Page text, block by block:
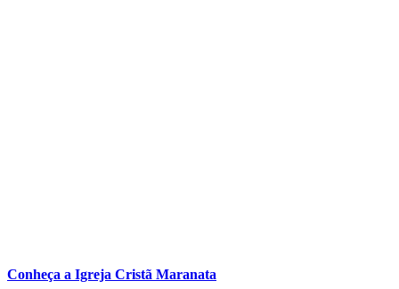
Conheça a Igreja Cristã Maranata